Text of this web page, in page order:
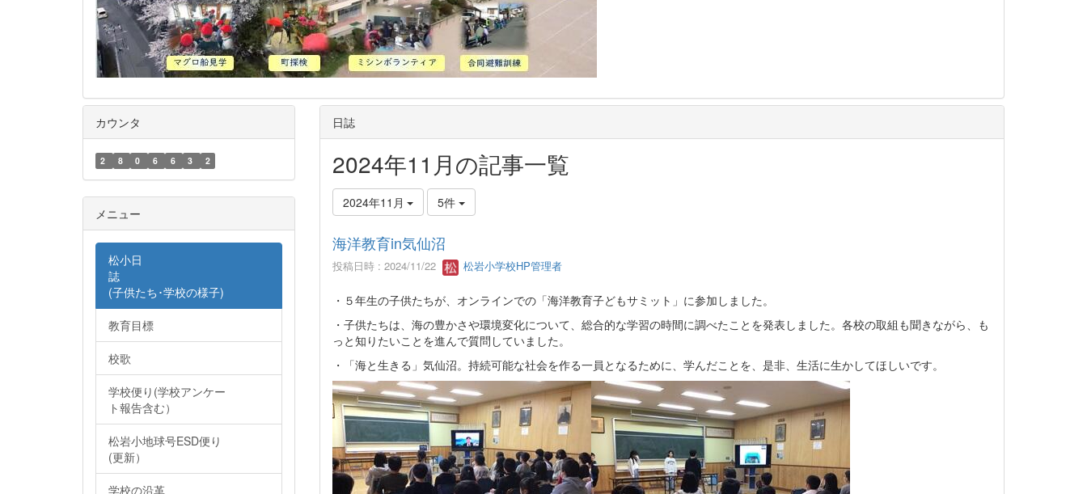
日誌
2024年11月の記事一覧
2024年11月 5件
海洋教育in気仙沼
投稿日時 : 2024/11/22 松岩小学校HP管理者
・５年生の子供たちが、オンラインでの「海洋教育子どもサミット」に参加しました。
・子供たちは、海の豊かさや環境変化について、総合的な学習の時間に調べたことを発表しました。各校の取組も聞きながら、も
っと知りたいことを進んで質問していました。
・「海と生きる」気仙沼。持続可能な社会を作る一員となるために、学んだことを、是非、生活に生かしてほしいです。
カウンタ
2 8 0 6 6 3 2
メニュー
松小日
誌
(子供たち･学校の様子)
教育目標
校歌
学校便り(学校アンケー
ト報告含む）
松岩小地球号ESD便り
(更新）
学校の沿革